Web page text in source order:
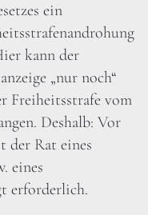
ein
kann der
„nur noch“
Freiheitsstrafe vom
Deshalb: Vor
der Rat eines
eines
erforderlich.